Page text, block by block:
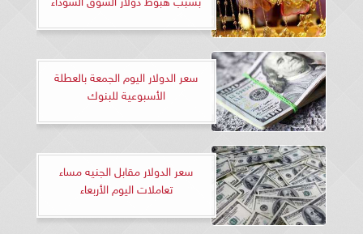
سعر الدولار اليوم الجمعة بالعطلة
الأسبوعية للبنوك
سعر الدولار مقابل الجنيه مساء
تعاملات اليوم الأربعاء